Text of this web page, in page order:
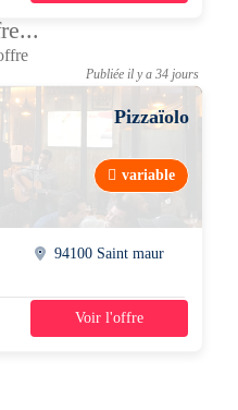
Publiée il y a 34 jours
Pizzaïolo
variable
94100 Saint maur
35h/semaine
Voir l'offre